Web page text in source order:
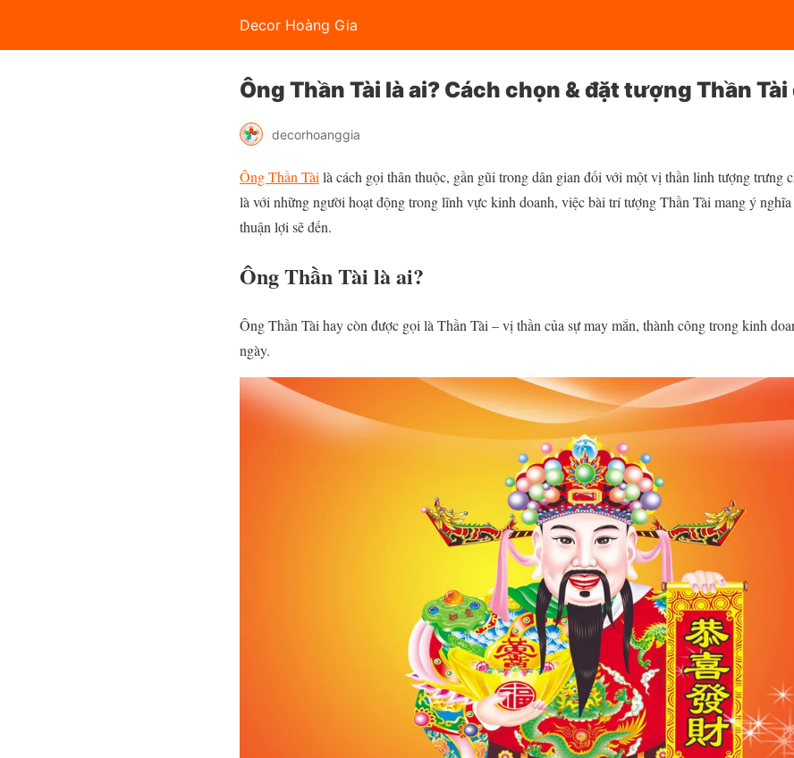
Decor Hoàng Gia
Ông Thần Tài là ai? Cách chọn & đặt tượng Thần
decorhoanggia
Ông Thần Tài là cách gọi thân thuộc, gần gũi trong dân gian đối với một vị thần linh tượng trưng
là với những người hoạt động trong lĩnh vực kinh doanh, việc bài trí tượng Thần Tài mang ý nghĩa
thuận lợi sẽ đến.
Ông Thần Tài là ai?
Ông Thần Tài hay còn được gọi là Thần Tài – vị thần của sự may mắn, thành công trong kinh
ngày.